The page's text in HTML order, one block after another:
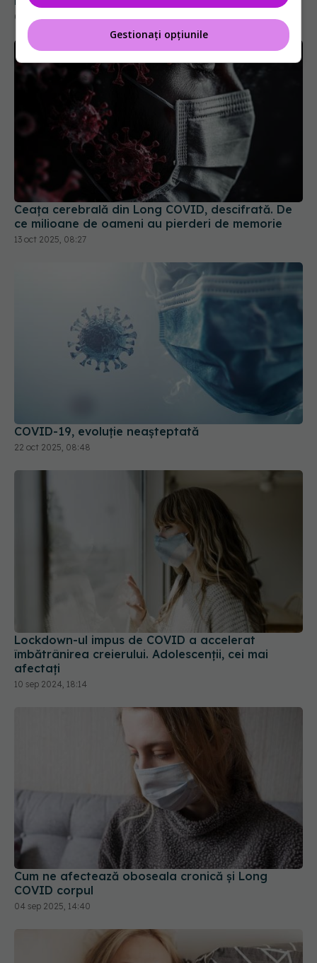
Ceața cerebrală din Long COVID, descifrată. De
ce milioane de oameni au pierderi de memorie
13 oct 2025, 08:27
Lockdown-ul impus de COVID a accelerat
îmbătrânirea creierului. Adolescenții, cei mai
afectați
10 sep 2024, 18:14
Cum ne afectează oboseala cronică și Long
COVID corpul
04 sep 2025, 14:40
Gestionați opțiunile